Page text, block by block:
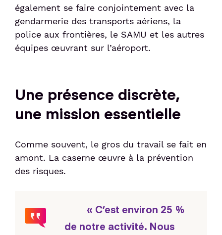
également se faire conjointement avec la
gendarmerie des transports aériens, la
police aux frontières, le SAMU et les autres
équipes œuvrant sur l’aéroport.
Une présence discrète,
une mission essentielle
Comme souvent, le gros du travail se fait en
amont. La caserne œuvre à la prévention
des risques.
« C’est environ 25 %
de notre activité. Nous